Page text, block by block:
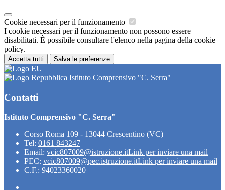
Cookie necessari per il funzionamento
I cookie necessari per il funzionamento non possono essere
disabilitati. È possibile consultare l'elenco nella pagina della cookie
policy.
Accetta tutti Salva le preferenze
Istituto Comprensivo "C. Serra"
Contatti
Istituto Comprensivo "C. Serra"
Corso Roma 109 - 13044 Crescentino (VC)
Tel: 0161 843247
Email: vcic807009@istruzione.itLink per inviare una mail
PEC: vcic807009@pec.istruzione.itLink per inviare una mail
C.F.: 94023360020